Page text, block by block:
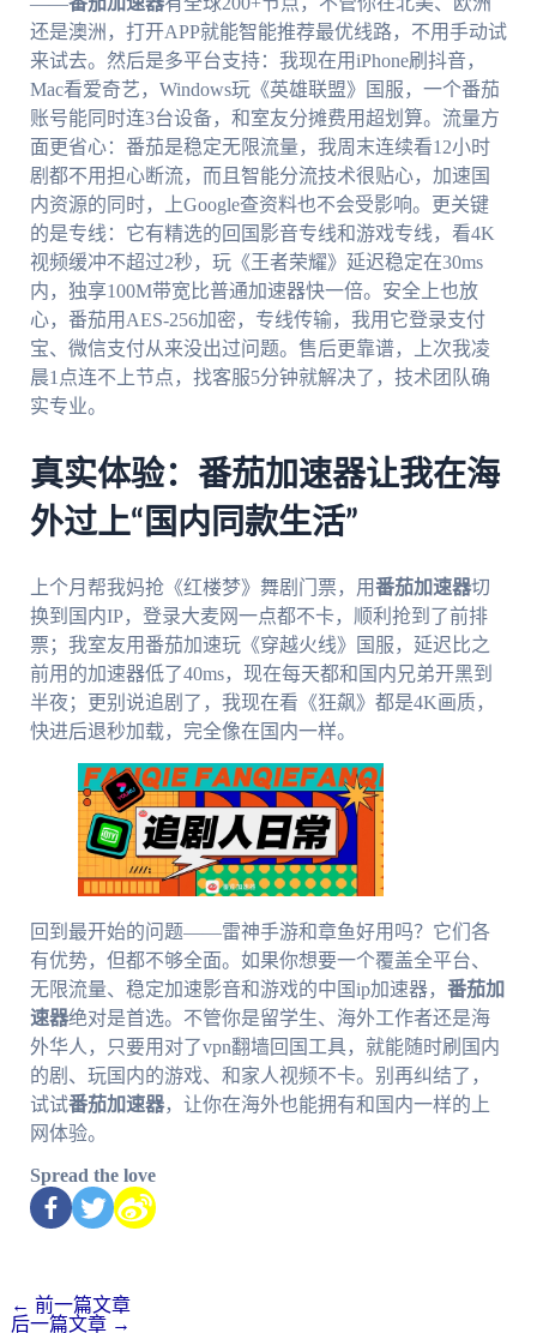
还是澳洲，打开APP就能智能推荐最优线路，不用手动试
来试去。然后是多平台支持：我现在用iPhone刷抖音，
Mac看爱奇艺，Windows玩《英雄联盟》国服，一个番茄
账号能同时连3台设备，和室友分摊费用超划算。流量方
面更省心：番茄是稳定无限流量，我周末连续看12小时
剧都不用担心断流，而且智能分流技术很贴心，加速国
内资源的同时，上Google查资料也不会受影响。更关键
的是专线：它有精选的回国影音专线和游戏专线，看4K
视频缓冲不超过2秒，玩《王者荣耀》延迟稳定在30ms
内，独享100M带宽比普通加速器快一倍。安全上也放
心，番茄用AES-256加密，专线传输，我用它登录支付
宝、微信支付从来没出过问题。售后更靠谱，上次我凌
晨1点连不上节点，找客服5分钟就解决了，技术团队确
实专业。
真实体验：番茄加速器让我在海
外过上“国内同款生活”
上个月帮我妈抢《红楼梦》舞剧门票，用番茄加速器切
换到国内IP，登录大麦网一点都不卡，顺利抢到了前排
票；我室友用番茄加速玩《穿越火线》国服，延迟比之
前用的加速器低了40ms，现在每天都和国内兄弟开黑到
半夜；更别说追剧了，我现在看《狂飙》都是4K画质，
快进后退秒加载，完全像在国内一样。
回到最开始的问题——雷神手游和章鱼好用吗？它们各
有优势，但都不够全面。如果你想要一个覆盖全平台、
无限流量、稳定加速影音和游戏的中国ip加速器， 番茄加
速器绝对是首选。不管你是留学生、海外工作者还是海
外华人，只要用对了vpn翻墙回国工具，就能随时刷国内
的剧、玩国内的游戏、和家人视频不卡。别再纠结了，
试试番茄加速器，让你在海外也能拥有和国内一样的上
网体验。
Spread the love
← 前一篇文章
后一篇文章 →